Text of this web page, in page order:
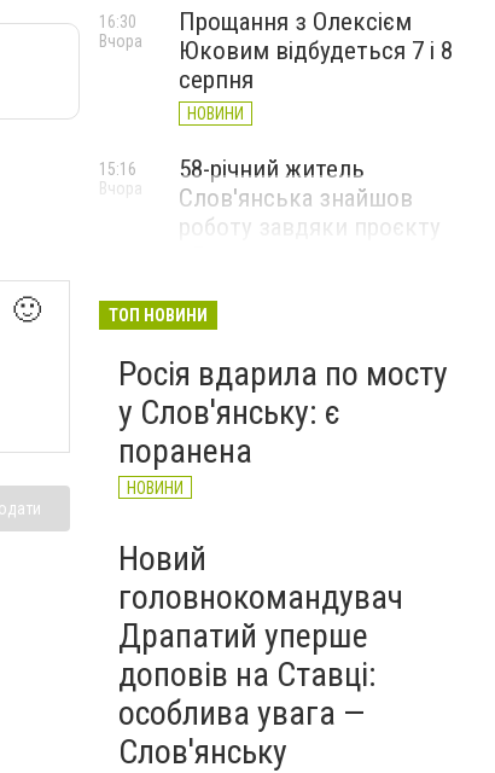
🙂
Прощання з Олексієм
Юковим відбудеться 7 і 8
серпня
НОВИНИ
16:30
Вчора
58-річний житель
Слов'янська знайшов
роботу завдяки проєкту
15:16
Вчора
ТОП НОВИНИ
Росія вдарила по мосту
у Слов'янську: є
поранена
НОВИНИ
Новий
головнокомандувач
Драпатий уперше
доповів на Ставці:
особлива увага —
Слов'янську